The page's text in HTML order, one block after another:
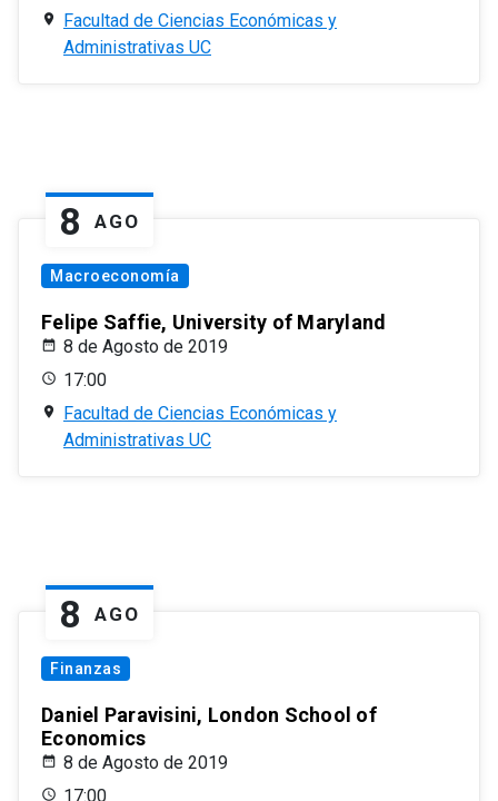
Facultad de Ciencias Económicas y
Administrativas UC
8 AGO
Macroeconomía
Felipe Saffie, University of Maryland
8 de Agosto de 2019
17:00
Facultad de Ciencias Económicas y
Administrativas UC
8 AGO
Finanzas
Daniel Paravisini, London School of
Economics
8 de Agosto de 2019
17:00